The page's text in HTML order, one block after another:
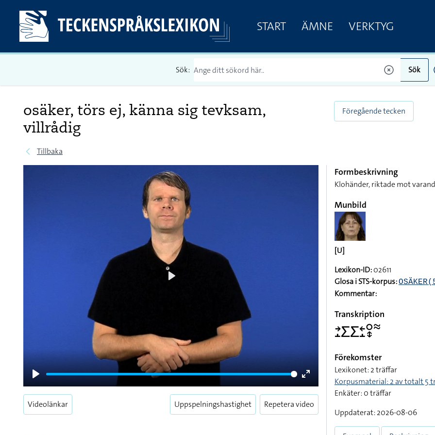
START ÄMNE VERKTYG
Sök: Sök
osäker, törs ej, känna sig tevksam,
villrådig
Tillbaka
Föregående tecken
Play
Enter
fullscreen
Videolänkar Uppspelningshastighet Repetera video
Formbeskrivning
Klohänder, riktade mot
Munbild
[U]
Lexikon-ID:02611
Glosa i STS-korpus:
Kommentar:
Transkription
􌥔􌤸􌤥􌤥􌥓􌤸􌥰􌦋􌦇
Förekomster
Lexikonet: 2 träffar
Korpusmaterial: 2 av totalt 5
Enkäter: 0 träffar
Uppdaterat: 2026-08-06